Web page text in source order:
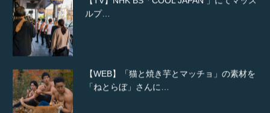
ルプ…
【WEB】「猫と焼き芋とマッチョ」の素材を
「ねとらぼ」さんに…